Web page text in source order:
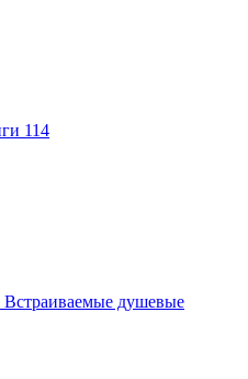
114
Встраиваемые душевые